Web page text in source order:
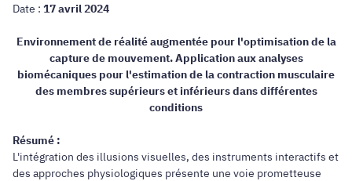
Date : 17 avril 2024
Environnement de réalité augmentée pour l'optimisation de la
capture de mouvement. Application aux analyses
biomécaniques pour l'estimation de la contraction musculaire
des membres supérieurs et inférieurs dans différentes
conditions
Résumé :
L'intégration des illusions visuelles, des instruments interactifs et
des approches physiologiques présente une voie prometteuse